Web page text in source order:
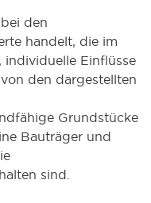
den
handelt, die im
individuelle Einflüsse
den dargestellten
Grundstücke
Bauträger und
sind.